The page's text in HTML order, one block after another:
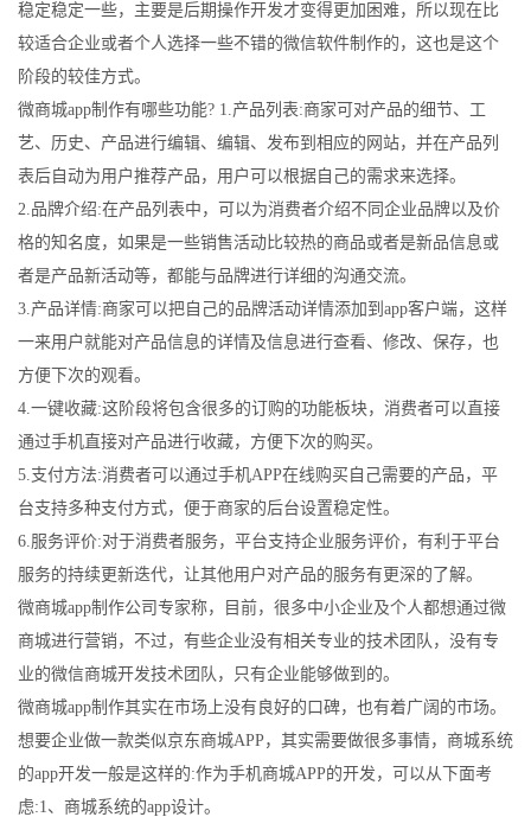
稳定稳定一些，主要是后期操作开发才变得更加困难，所以现在比
较适合企业或者个人选择一些不错的微信软件制作的，这也是这个
阶段的较佳方式。
微商城app制作有哪些功能? 1.产品列表:商家可对产品的细节、工
艺、历史、产品进行编辑、编辑、发布到相应的网站，并在产品列
表后自动为用户推荐产品，用户可以根据自己的需求来选择。
2.品牌介绍:在产品列表中，可以为消费者介绍不同企业品牌以及价
格的知名度，如果是一些销售活动比较热的商品或者是新品信息或
者是产品新活动等，都能与品牌进行详细的沟通交流。
3.产品详情:商家可以把自己的品牌活动详情添加到app客户端，这样
一来用户就能对产品信息的详情及信息进行查看、修改、保存，也
方便下次的观看。
4.一键收藏:这阶段将包含很多的订购的功能板块，消费者可以直接
通过手机直接对产品进行收藏，方便下次的购买。
5.支付方法:消费者可以通过手机APP在线购买自己需要的产品，平
台支持多种支付方式，便于商家的后台设置稳定性。
6.服务评价:对于消费者服务，平台支持企业服务评价，有利于平台
服务的持续更新迭代，让其他用户对产品的服务有更深的了解。
微商城app制作公司专家称，目前，很多中小企业及个人都想通过微
商城进行营销，不过，有些企业没有相关专业的技术团队，没有专
业的微信商城开发技术团队，只有企业能够做到的。
微商城app制作其实在市场上没有良好的口碑，也有着广阔的市场。
想要企业做一款类似京东商城APP，其实需要做很多事情，商城系统
的app开发一般是这样的:作为手机商城APP的开发，可以从下面考
虑:1、商城系统的app设计。